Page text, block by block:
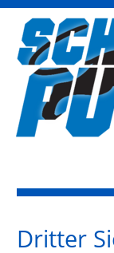
Dritter